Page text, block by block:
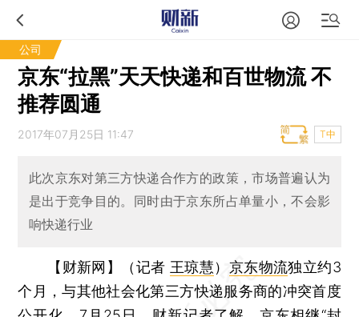
公司
京东“拉黑”天天快递和百世物流 不
推荐圆通
2017年07月25日 11:47 T中
此次京东对第三方快递合作方的政策，市场普遍认为
是出于竞争目的。同时由于京东所占单量小，不会影
响快递行业
【财新网】（记者 王琼慧） 京东物流独立约3
个月，与其他社会化第三方快递服务商的冲突首度